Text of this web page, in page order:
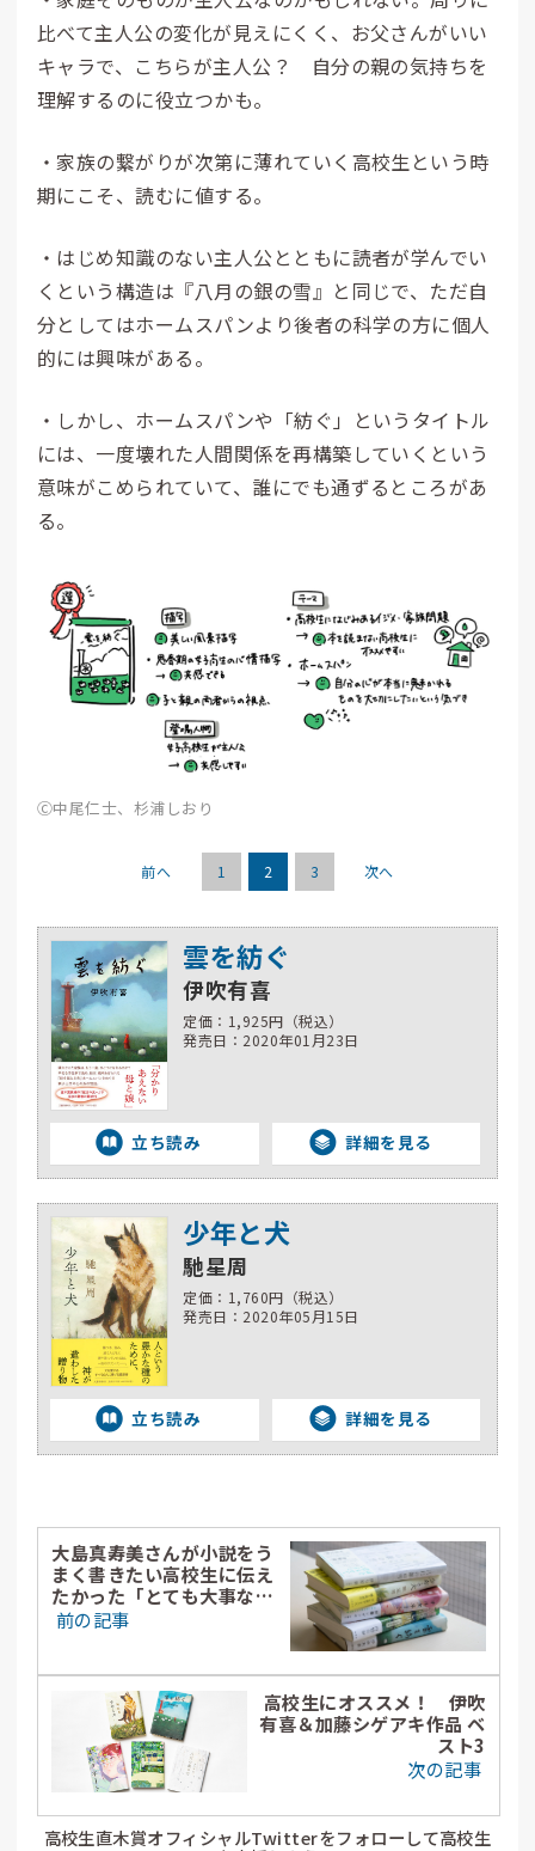
比べて主人公の変化が見えにくく、お父さんがいい
キャラで、こちらが主人公？ 自分の親の気持ちを
理解するのに役立つかも。
・家族の繋がりが次第に薄れていく高校生という時
期にこそ、読むに値する。
・はじめ知識のない主人公とともに読者が学んでい
くという構造は『八月の銀の雪』と同じで、ただ自
分としてはホームスパンより後者の科学の方に個人
的には興味がある。
・しかし、ホームスパンや「紡ぐ」というタイトル
には、一度壊れた人間関係を再構築していくという
意味がこめられていて、誰にでも通ずるところがあ
る。
Ⓒ中尾仁士、杉浦しおり
前へ 1 2 3 次へ
雲を紡ぐ
伊吹有喜
定価：1,925円（税込）
発売日：2020年01月23日
立ち読み 詳細を見る
少年と犬
馳星周
定価：1,760円（税込）
発売日：2020年05月15日
立ち読み 詳細を見る
大島真寿美さんが小説をう
まく書きたい高校生に伝え
たかった「とても大事なこ
と」。
前の記事
高校生にオススメ！ 伊吹
有喜＆加藤シゲアキ作品 ベ
スト3
次の記事
高校生直木賞オフィシャルTwitterをフォローして高校生